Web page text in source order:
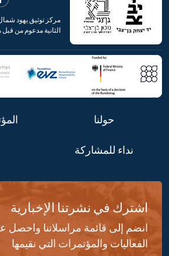
مركز توثيق يهود
الثانية مدعوم من
حولنا
نداء للمشاركة
اشترك في نشرتنا الإخبارية
انضم إلى قائمة مراسلاتنا واحصل
الفعاليات والمؤتمرات التي نقيمها